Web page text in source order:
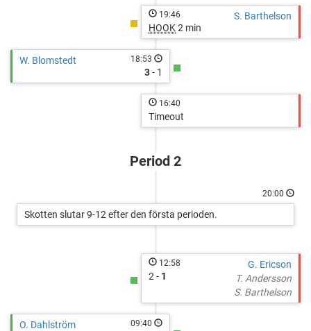
S. Barthelson
19:46
HOOK2 min
W. Blomstedt 18:53
3- 1
16:40
Timeout
Period 2
20:00
Skotten slutar 9-12 efter den första perioden.
G. Ericson
T. Andersson
S. Barthelson
12:58
2 - 1
O. Dahlström
09:40